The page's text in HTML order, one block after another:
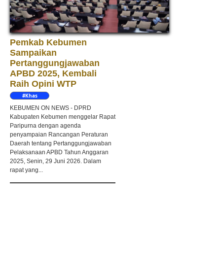
Pemkab Kebumen
Sampaikan
Pertanggungjawaban
APBD 2025, Kembali
Raih Opini WTP
#Khas
KEBUMEN ON NEWS - DPRD
Kabupaten Kebumen menggelar Rapat
Paripurna dengan agenda
penyampaian Rancangan Peraturan
Daerah tentang Pertanggungjawaban
Pelaksanaan APBD Tahun Anggaran
2025, Senin, 29 Juni 2026. Dalam
rapat yang...